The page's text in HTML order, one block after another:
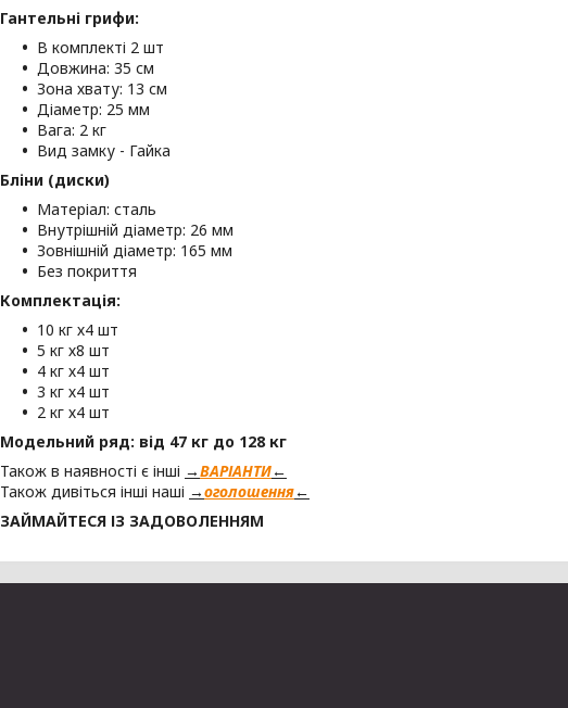
Гантельні грифи:
В комплекті 2 шт
Довжина: 35 см
Зона хвату: 13 см
Діаметр: 25 мм
Вага: 2 кг
Вид замку - Гайка
Бліни (диски)
Матеріал: сталь
Внутрішній діаметр: 26 мм
Зовнішній діаметр: 165 мм
Без покриття
Комплектація:
10 кг х4 шт
5 кг х8 шт
4 кг х4 шт
3 кг х4 шт
2 кг х4 шт
Модельний ряд: від 47 кг до 128 кг
Також в наявності є інші →ВАРІАНТИ←
Також дивіться інші наші →оголошення←
ЗАЙМАЙТЕСЯ ІЗ ЗАДОВОЛЕННЯМ